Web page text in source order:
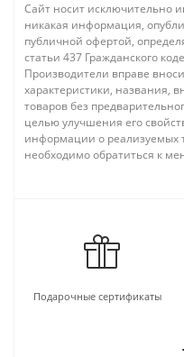
Сайт носит исключительно
никакая информация,
публичной офертой,
статьи 437 Гражданского
Производители вправе
характеристики, названия,
товаров без
целью улучшения его
информации о реализуемых
необходимо обратиться к
Подарочные сертификаты